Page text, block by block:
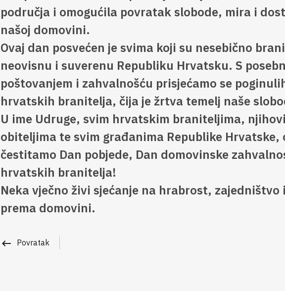
područja i omogućila povratak slobode, mira i
našoj domovini.
Ovaj dan posvećen je svima koji su nesebično
neovisnu i suverenu Republiku Hrvatsku. S
poštovanjem i zahvalnošću prisjećamo se
hrvatskih branitelja, čija je žrtva temelj naše
U ime Udruge, svim hrvatskim braniteljima,
obiteljima te svim građanima Republike Hrvatske,
čestitamo Dan pobjede, Dan domovinske
hrvatskih branitelja!
Neka vječno živi sjećanje na hrabrost, zajedništvo
prema domovini.
keyboard_backspace Povratak